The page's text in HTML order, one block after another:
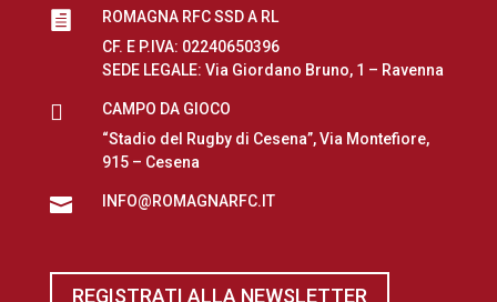

ROMAGNA RFC SSD A RL
CF. E P.IVA: 02240650396
SEDE LEGALE: Via Giordano Bruno, 1 – Ravenna

CAMPO DA GIOCO
“Stadio del Rugby di Cesena”, Via Montefiore,
915 – Cesena
 INFO@ROMAGNARFC.IT
REGISTRATI ALLA NEWSLETTER